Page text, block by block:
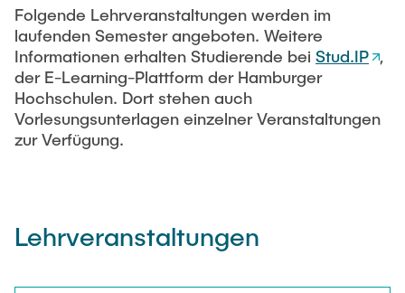
Webinar Series: Green Hydrogen (2022)
Webinar: Klimaschutz in Hamburg (2021)
Webinar Series: Green Hydrogen (2021)
KARRIERE
Folgende Lehrveranstaltungen werden im
laufenden Semester angeboten. Weitere
Informationen erhalten Studierende bei Stud.IP ,
der E-Learning-Plattform der Hamburger
Hochschulen. Dort stehen auch
Vorlesungsunterlagen einzelner Veranstaltungen
zur Verfügung.
Lehrveranstaltungen